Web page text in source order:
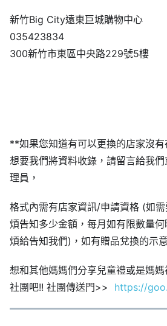
新竹Big City遠東巨城購物中心
035423834
300新竹市東區中央路229號5樓
**如果您知道有可以更換的店家沒
想要我們將資料收錄，請留言給我
理員，
格式內需有店家資訊/申請資格 (如
煩告知多少金額，每月如有限數量
煩給告知我們)，如有贈品兌換的示
想和其他媽媽們分享兒童禮或是媽
社團吧!! 社團傳送門>> https://